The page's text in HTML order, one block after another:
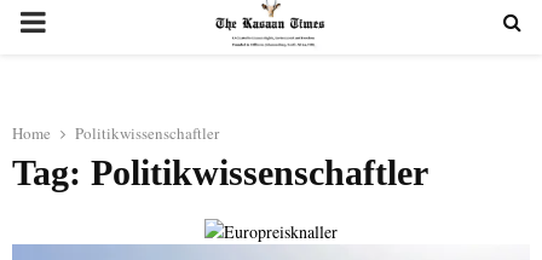
PRIMARY
Home Politikwissenschaftler
Tag: Politikwissenschaftler